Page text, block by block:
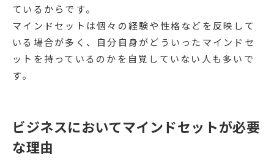
ているからです。
マインドセットは個々の経験や性格などを反映して
いる場合が多く、自分自身がどういったマインドセ
ットを持っているのかを自覚していない人も多いで
す。
ビジネスにおいてマインドセットが必要
な理由